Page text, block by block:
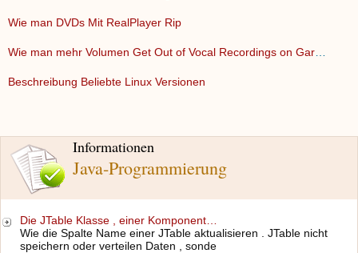
Informationen
Java-Programmierung
Die JTable Klasse , einer Komponent…
Wie die Spalte Name einer JTable aktualisieren . JTable nicht
speichern oder verteilen Daten , sonde
Wie man DVDs Mit RealPlayer Rip
Beschreibung Beliebte Linux Versionen